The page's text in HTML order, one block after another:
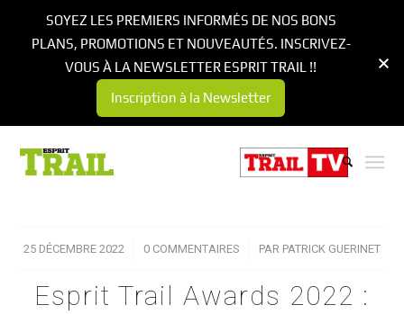
25 DÉCEMBRE 2022
/ 0 COMMENTAIRES
/ PAR PATRICK GUERINET
Esprit Trail Awards 2022 :
SOYEZ LES PREMIERS INFORMÉS DE NOS BONS
PLANS, PROMOTIONS ET NOUVEAUTÉS. INSCRIVEZ-
VOUS À LA NEWSLETTER ESPRIT TRAIL !!
Inscription à la Newsletter